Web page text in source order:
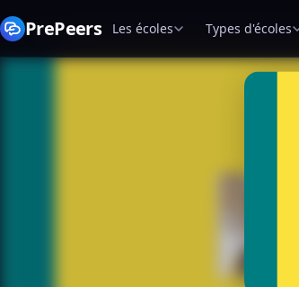
PrePeers Les écoles Types d'écoles